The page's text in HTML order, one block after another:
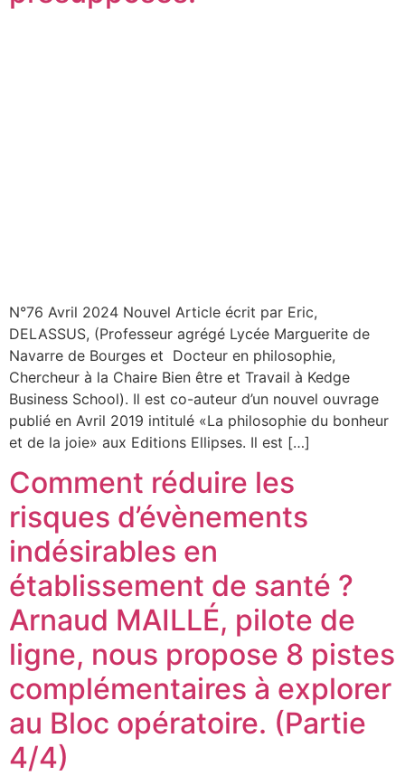
N°76 Avril 2024 Nouvel Article écrit par Eric,
DELASSUS, (Professeur agrégé Lycée Marguerite de
Navarre de Bourges et Docteur en philosophie,
Chercheur à la Chaire Bien être et Travail à Kedge
Business School). Il est co-auteur d’un nouvel ouvrage
publié en Avril 2019 intitulé «La philosophie du bonheur
et de la joie» aux Editions Ellipses. Il est […]
Comment réduire les
risques d’évènements
indésirables en
établissement de santé ?
Arnaud MAILLÉ, pilote de
ligne, nous propose 8 pistes
complémentaires à explorer
au Bloc opératoire. (Partie
4/4)